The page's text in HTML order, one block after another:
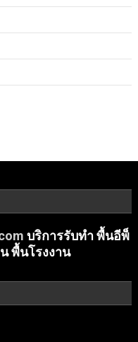
บริการรับทำ พื้นอีพ็
พื้นโรงงาน